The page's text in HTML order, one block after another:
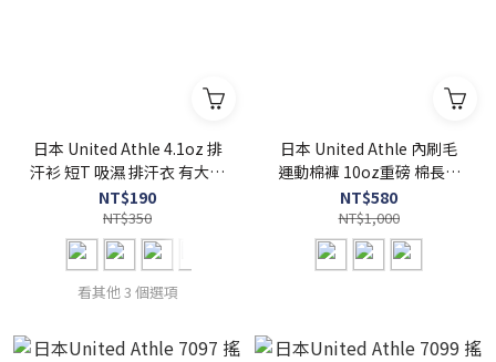
日本 United Athle 4.1oz 排
汗衫 短T 吸濕 排汗衣 有大尺
碼【 FUZY 】- UA5900
NT$190
NT$350
看其他 3 個選項
日本 United Athle 內刷毛
運動棉褲 10oz重磅 棉長褲
素面 溫暖舒適 柔軟親膚 【
FUZY 】- UA5624
NT$580
NT$1,000